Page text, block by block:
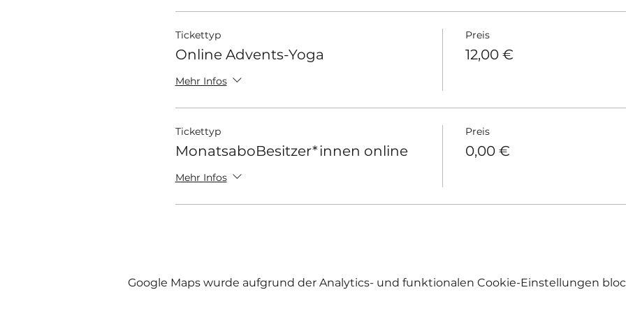
Tickettyp
Online Advents-Yoga
Mehr Infos
Preis
12,00 €
Tickettyp
MonatsaboBesitzer*innen online
Mehr Infos
Preis
0,00 €
Google Maps wurde aufgrund der Analytics- und funktionalen Cookie-Einstellungen